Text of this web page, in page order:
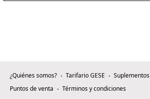
¿Quiénes somos? Tarifario GESE Suplementos
Puntos de venta
Términos y condiciones